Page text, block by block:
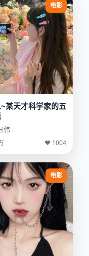
电影
某天才科学家的五
韩
♥ 1004
电影